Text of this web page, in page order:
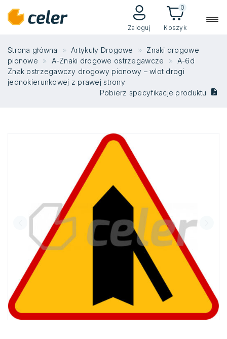
Zaloguj Koszyk
0
Strona główna Artykuły Drogowe
Znaki drogowe
pionowe
A-Znaki drogowe ostrzegawcze
A-6d
Znak ostrzegawczy drogowy pionowy – wlot drogi
jednokierunkowej z prawej strony
Pobierz specyfikacje produktu